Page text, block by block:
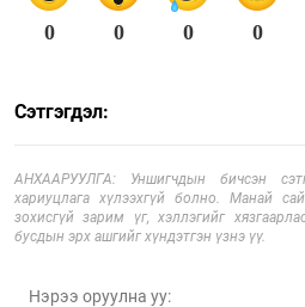
0 0 0 0
Сэтгэгдэл:
АНХААРУУЛГА: Уншигчдын бичсэн
хариуцлага хүлээхгүй болно. Манай
зохисгүй зарим үг, хэллэгийг
бусдын эрх ашгийг хүндэтгэн үзнэ үү.